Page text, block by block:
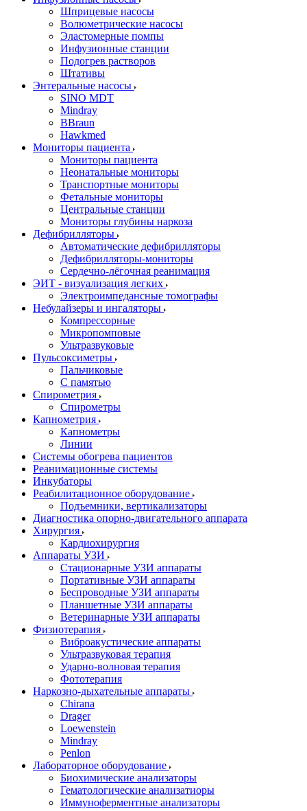
Шприцевые насосы
Волюметрические насосы
Эластомерные помпы
Инфузионные станции
Подогрев растворов
Штативы
Энтеральные насосы
SINO MDT
Mindray
BBraun
Hawkmed
Мониторы пациента
Мониторы пациента
Неонатальные мониторы
Транспортные мониторы
Фетальные мониторы
Центральные станции
Мониторы глубины наркоза
Дефибрилляторы
Автоматические дефибрилляторы
Дефибрилляторы-мониторы
Сердечно-лёгочная реанимация
ЭИТ - визуализация легких
Электроимпедансные томографы
Небулайзеры и ингаляторы
Компрессорные
Микропомповые
Ультразвуковые
Пульсоксиметры
Пальчиковые
С памятью
Спирометрия
Спирометры
Капнометрия
Капнометры
Линии
Системы обогрева пациентов
Реанимационные системы
Инкубаторы
Реабилитационное оборудование
Подъемники, вертикализаторы
Диагностика опорно-двигательного аппарата
Хирургия
Кардиохирургия
Аппараты УЗИ
Стационарные УЗИ аппараты
Портативные УЗИ аппараты
Беспроводные УЗИ аппараты
Планшетные УЗИ аппараты
Ветеринарные УЗИ аппараты
Физиотерапия
Виброакустические аппараты
Ультразвуковая терапия
Ударно-волновая терапия
Фототерапия
Наркозно-дыхательные аппараты
Chirana
Drager
Loewenstein
Mindray
Penlon
Лабораторное оборудование
Биохимические анализаторы
Гематологические анализатиоры
Иммуноферментные анализаторы